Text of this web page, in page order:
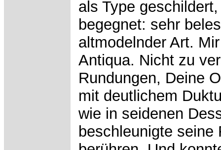
als Type
begegnet: sehr
altmodelnder Art.
Antiqua. Nicht zu
Rundungen, Deine
mit deutlichem
wie in seidenen
beschleunigte